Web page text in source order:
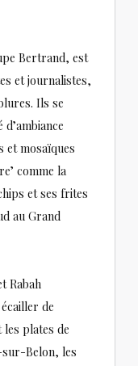
Bertrand, est
et journalistes,
Ils se
et mosaïques
comme la
et ses frites
au Grand
Rabah
de
plates de
Belon, les